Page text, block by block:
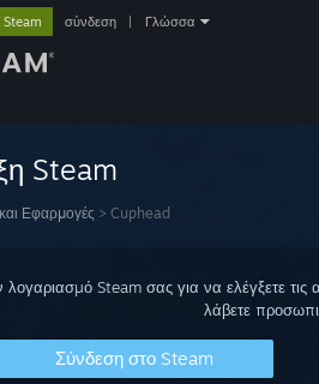
Steam σύνδεση Γλώσσα
Steam
Εφαρμογές > Cuphead
λογαριασμό Steam σας για να ελέγξετε
λάβετε
Σύνδεση στο Steam